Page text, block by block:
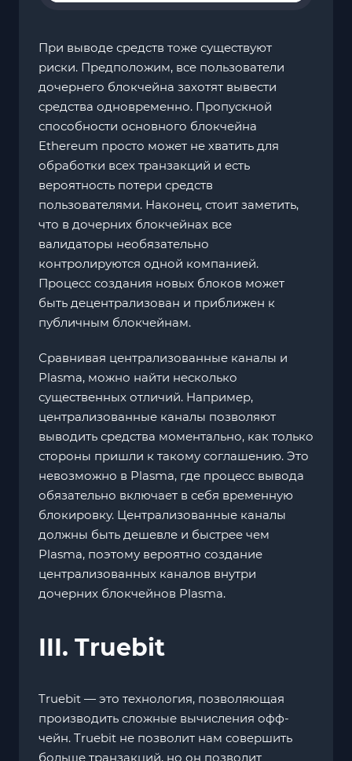
При выводе средств тоже существуют
риски. Предположим, все пользователи
дочернего блокчейна захотят вывести
средства одновременно. Пропускной
способности основного блокчейна
Ethereum просто может не хватить для
обработки всех транзакций и есть
вероятность потери средств
пользователями. Наконец, стоит заметить,
что в дочерних блокчейнах все
валидаторы необязательно
контролируются одной компанией.
Процесс создания новых блоков может
быть децентрализован и приближен к
публичным блокчейнам.
Сравнивая централизованные каналы и
Plasma, можно найти несколько
существенных отличий. Например,
централизованные каналы позволяют
выводить средства моментально, как только
стороны пришли к такому соглашению. Это
невозможно в Plasma, где процесс вывода
обязательно включает в себя временную
блокировку. Централизованные каналы
должны быть дешевле и быстрее чем
Plasma, поэтому вероятно создание
централизованных каналов внутри
дочерних блокчейнов Plasma.
III. Truebit
Truebit — это технология, позволяющая
производить сложные вычисления офф-
чейн. Truebit не позволит нам совершить
больше транзакций, но он позволит